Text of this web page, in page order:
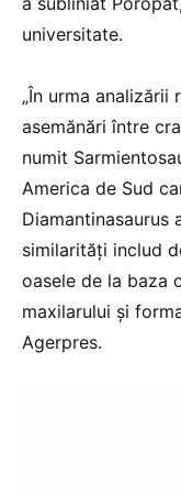
universitate.
„În urma analizării
asemănări între
numit
America de Sud
Diamantinasaurus
similarităţi includ
oasele de la baza
maxilarului şi
Agerpres.